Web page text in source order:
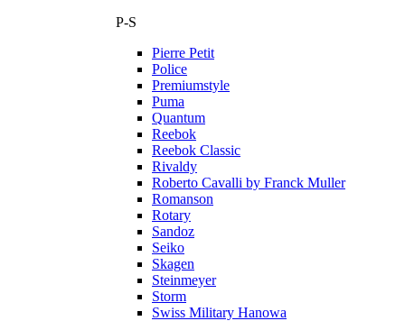
P-S
Pierre Petit
Police
Premiumstyle
Puma
Quantum
Reebok
Reebok Classic
Rivaldy
Roberto Cavalli by Franck Muller
Romanson
Rotary
Sandoz
Seiko
Skagen
Steinmeyer
Storm
Swiss Military Hanowa